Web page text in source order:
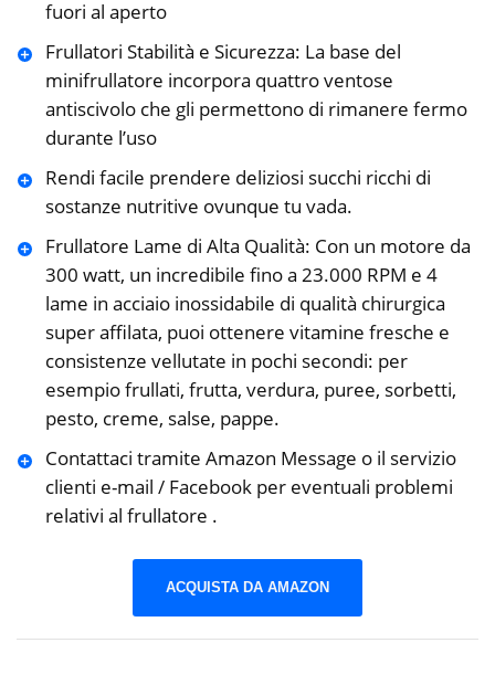
fuori al aperto
Frullatori Stabilità e Sicurezza: La base del
minifrullatore incorpora quattro ventose
antiscivolo che gli permettono di rimanere fermo
durante l’uso
Rendi facile prendere deliziosi succhi ricchi di
sostanze nutritive ovunque tu vada.
Frullatore Lame di Alta Qualità: Con un motore da
300 watt, un incredibile fino a 23.000 RPM e 4
lame in acciaio inossidabile di qualità chirurgica
super affilata, puoi ottenere vitamine fresche e
consistenze vellutate in pochi secondi: per
esempio frullati, frutta, verdura, puree, sorbetti,
pesto, creme, salse, pappe.
Contattaci tramite Amazon Message o il servizio
clienti e-mail / Facebook per eventuali problemi
relativi al frullatore .
ACQUISTA DA AMAZON